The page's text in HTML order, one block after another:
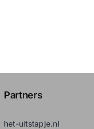
Partners
het-uitstapje.nl